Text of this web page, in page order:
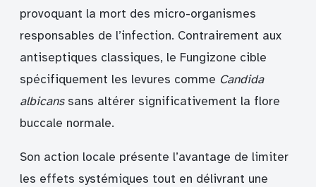
provoquant la mort des micro-organismes
responsables de l’infection. Contrairement aux
antiseptiques classiques, le Fungizone cible
spécifiquement les levures comme Candida
albicanssans altérer significativement la flore
buccale normale.
Son action locale présente l’avantage de limiter
les effets systémiques tout en délivrant une